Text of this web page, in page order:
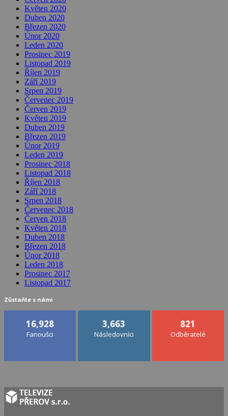
Květen 2020
Duben 2020
Březen 2020
Únor 2020
Leden 2020
Prosinec 2019
Listopad 2019
Říjen 2019
Září 2019
Srpen 2019
Červenec 2019
Červen 2019
Květen 2019
Duben 2019
Březen 2019
Únor 2019
Leden 2019
Prosinec 2018
Listopad 2018
Říjen 2018
Září 2018
Srpen 2018
Červenec 2018
Červen 2018
Květen 2018
Duben 2018
Březen 2018
Únor 2018
Leden 2018
Prosinec 2017
Listopad 2017
Zůstaňte s námi
16,928
Fanoušci
3,663
Následovníci
821
Odběratelé